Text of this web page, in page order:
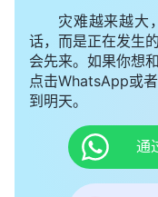
领写信反映情况
冤。张欣看到自己
安静在神面前寻
“是亲三分向”的撒
上看事、衡量事，
能对神家是真理掌
怨，甚至后悔当初
灾难越来越大
话，而是正在发生
会先来。如果你想
点击WhatsApp或
到明天。
通